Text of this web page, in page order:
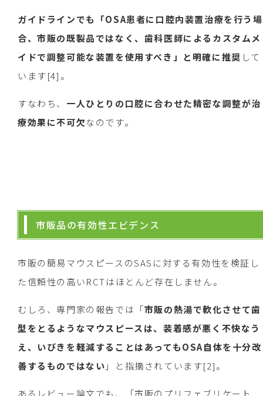
ガイドラインでも「OSA患者に口腔内装置治療を行う場
合、市販の既製品ではなく、歯科医師によるカスタムメ
イドで調整可能な装置を使用すべき」と明確に推奨 して
います[4]。
すなわち、 一人ひとりの口腔に合わせた精密な調整が治
療効果に不可欠なのです。
市販品の有効性エビデンス
市販の簡易マウスピースのSASに対する有効性を検証し
た信頼性の高いRCTはほとんど存在しません。
むしろ、専門家の報告では「市販の熱湯で軟化させて歯
型をとるようなマウスピースは、装着感が悪く不快なう
え、いびきを軽減することはあってもOSA自体を十分改
善するものではない 」と指摘されています[2]。
あるレビュー論文でも、「市販のプリフェブリケート